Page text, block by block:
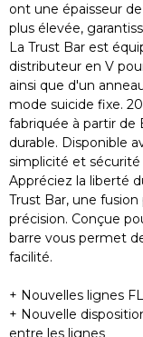
ont une épaisseur
plus élevée,
La Trust Bar est
distributeur en V
ainsi que d'un
mode suicide fixe.
fabriquée à partir de
durable. Disponible
simplicité et
Appréciez la liberté
Trust Bar, une
précision. Conçue
barre vous permet
facilité.
+ Nouvelles lignes
+ Nouvelle